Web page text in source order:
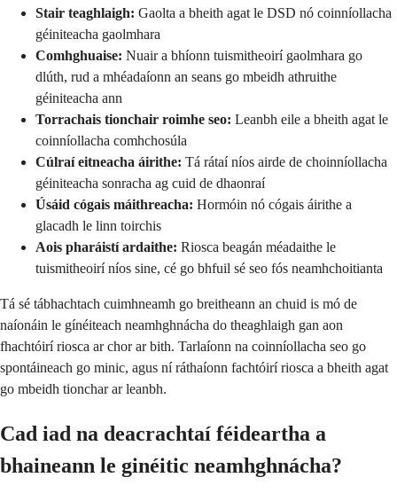
Stair teaghlaigh: Gaolta a bheith agat le DSD nó coinníollacha
géiniteacha gaolmhara
Comhghuaise: Nuair a bhíonn tuismitheoirí gaolmhara go
dlúth, rud a mhéadaíonn an seans go mbeidh athruithe
géiniteacha ann
Torrachais tionchair roimhe seo: Leanbh eile a bheith agat le
coinníollacha comhchosúla
Cúlraí eitneacha áirithe: Tá rátaí níos airde de choinníollacha
géiniteacha sonracha ag cuid de dhaonraí
Úsáid cógais máithreacha: Hormóin nó cógais áirithe a
glacadh le linn toirchis
Aois pharáistí ardaithe: Riosca beagán méadaithe le
tuismitheoirí níos sine, cé go bhfuil sé seo fós neamhchoitianta
Tá sé tábhachtach cuimhneamh go breitheann an chuid is mó de
naíonáin le gínéiteach neamhghnácha do theaghlaigh gan aon
fhachtóirí riosca ar chor ar bith. Tarlaíonn na coinníollacha seo go
spontáineach go minic, agus ní ráthaíonn fachtóirí riosca a bheith agat
go mbeidh tionchar ar leanbh.
Cad iad na deacrachtaí féideartha a
bhaineann le ginéitic neamhghnácha?